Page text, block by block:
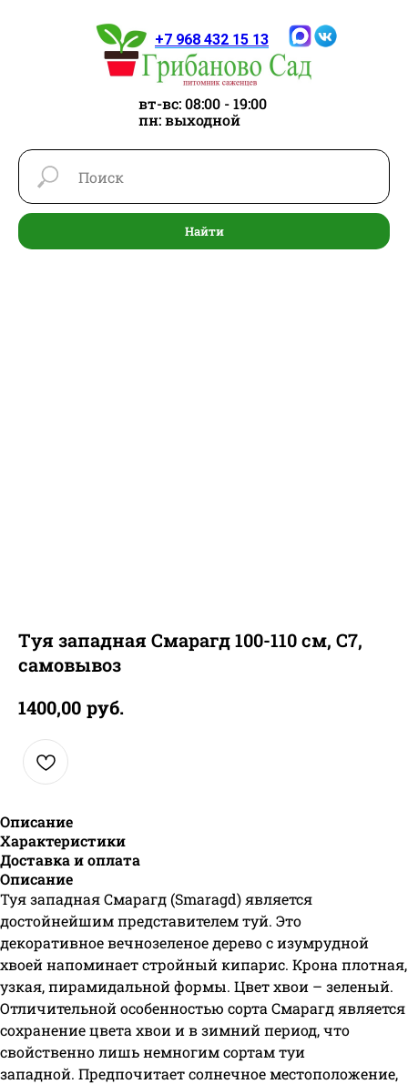
+7 968 432 15 13
вт-вс: 08:00 - 19:00
пн: выходной
Найти
Туя западная Смарагд 100-110 см, С7,
самовывоз
1400,00 руб.
Описание
Характеристики
Доставка и оплата
Описание
Туя западная Смарагд (Smaragd) является
достойнейшим представителем туй. Это
декоративное вечнозеленое дерево с изумрудной
хвоей напоминает стройный кипарис. Крона плотная,
узкая, пирамидальной формы. Цвет хвои – зеленый.
Отличительной особенностью сорта Смарагд является
сохранение цвета хвои и в зимний период, что
свойственно лишь немногим сортам туи
западной. Предпочитает солнечное местоположение,